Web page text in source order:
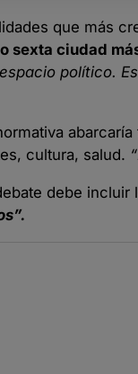
que más
sexta ciudad
político.
cultura, salud.
debe incluir